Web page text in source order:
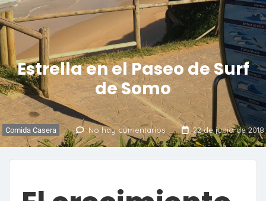
Estrella en el Paseo de Surf
de Somo
Comida Casera No hay comentarios 22 de junio de 2018